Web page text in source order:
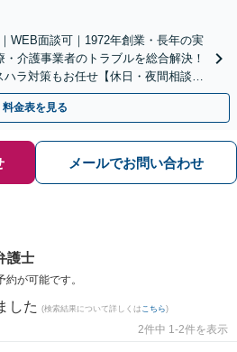
WEB面談可｜1972年創業・長年の実
介護事業者のトラブルを総合解決！
ラ対策もお任せ【休日・夜間相談可
ポート体制】
料金表を見る
メールでお問い合わせ
護士
が可能です。
した (検索結果について詳しくは こちら)
2件中 1-2件を表示